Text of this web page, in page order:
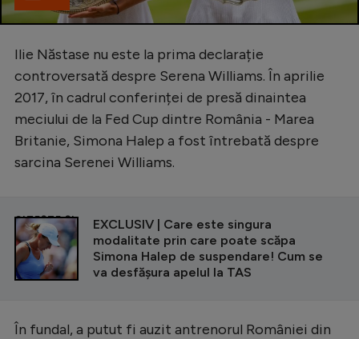
Ilie Năstase nu este la prima declarație
controversată despre Serena Williams. În aprilie
2017, în cadrul conferinței de presă dinaintea
meciului de la Fed Cup dintre România - Marea
Britanie, Simona Halep a fost întrebată despre
sarcina Serenei Williams.
CITEȘTE ȘI
EXCLUSIV | Care este singura
modalitate prin care poate scăpa
Simona Halep de suspendare! Cum se
va desfășura apelul la TAS
În fundal, a putut fi auzit antrenorul României din